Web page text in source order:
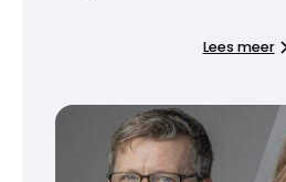
Lees meer